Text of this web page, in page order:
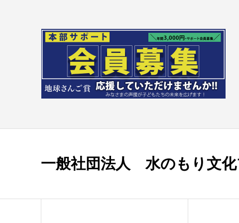
一般社団法人 水のもり文化